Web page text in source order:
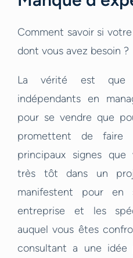
Comment savoir si
dont vous avez besoin ?
La vérité est que
indépendants en
pour se vendre que
promettent de faire
principaux signes
très tôt dans un
manifestent pour en
entreprise et les
auquel vous êtes
consultant a une